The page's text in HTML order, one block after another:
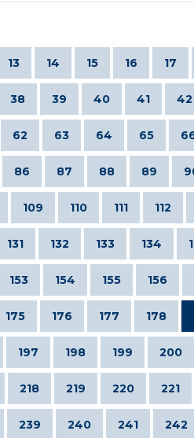
13 14 15 16 17
38 39 40 41 42
62 63 64 65
86 87 88 89
109 110 111 112
131 132 133 134
153 154 155 156
175 176 177 178
197 198 199 200
218 219 220 221
239 240 241 242